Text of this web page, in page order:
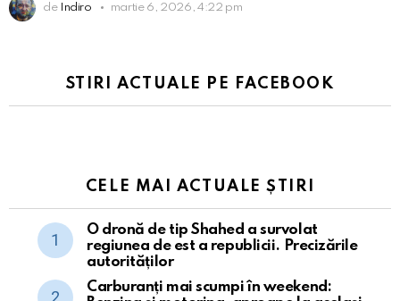
de Indiro martie 6, 2026, 4:22 pm
STIRI ACTUALE PE FACEBOOK
CELE MAI ACTUALE ȘTIRI
O dronă de tip Shahed a survolat
regiunea de est a republicii. Precizările
autorităților
Carburanți mai scumpi în weekend: